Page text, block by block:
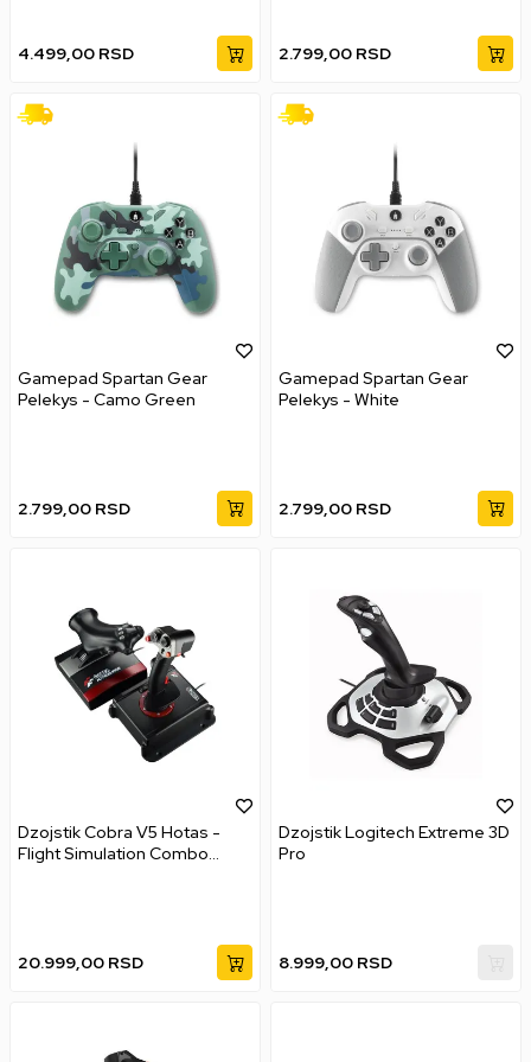
4.499,00 RSD 2.799,00 RSD
Gamepad Spartan Gear
Pelekys - Camo Green
2.799,00 RSD
Gamepad Spartan Gear
Pelekys - White
2.799,00 RSD
Dzojstik Cobra V5 Hotas -
Flight Simulation Combo
20.999,00 RSD
Dzojstik Logitech Extreme 3D
Pro
8.999,00 RSD